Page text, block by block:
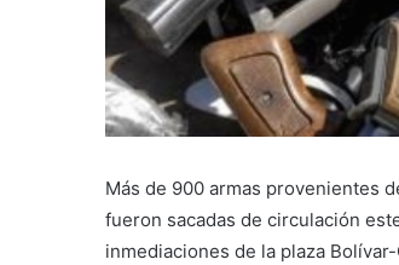
Más de 900 armas provenientes
fueron sacadas de circulación
inmediaciones de la plaza